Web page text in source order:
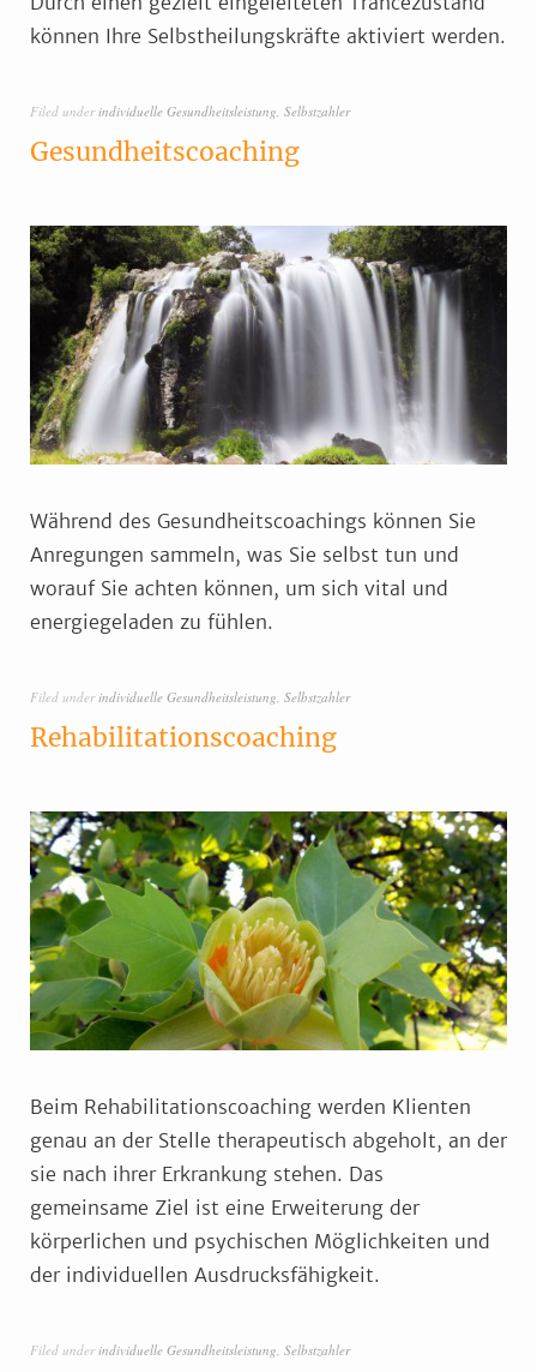
können Ihre Selbstheilungskräfte aktiviert werden.
Filed underindividuelle Gesundheitsleistung, Selbstzahler
Gesundheitscoaching
Während des Gesundheitscoachings können Sie
Anregungen sammeln, was Sie selbst tun und
worauf Sie achten können, um sich vital und
energiegeladen zu fühlen.
Filed underindividuelle Gesundheitsleistung, Selbstzahler
Rehabilitationscoaching
Beim Rehabilitationscoaching werden Klienten
genau an der Stelle therapeutisch abgeholt, an der
sie nach ihrer Erkrankung stehen. Das
gemeinsame Ziel ist eine Erweiterung der
körperlichen und psychischen Möglichkeiten und
der individuellen Ausdrucksfähigkeit.
Filed underindividuelle Gesundheitsleistung Selbstzahler